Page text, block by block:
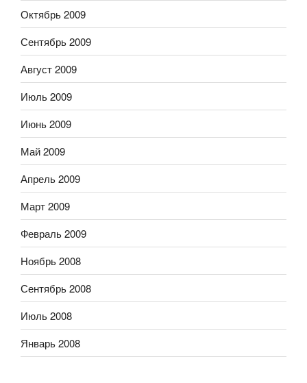
Октябрь 2009
Сентябрь 2009
Август 2009
Июль 2009
Июнь 2009
Май 2009
Апрель 2009
Март 2009
Февраль 2009
Ноябрь 2008
Сентябрь 2008
Июль 2008
Январь 2008